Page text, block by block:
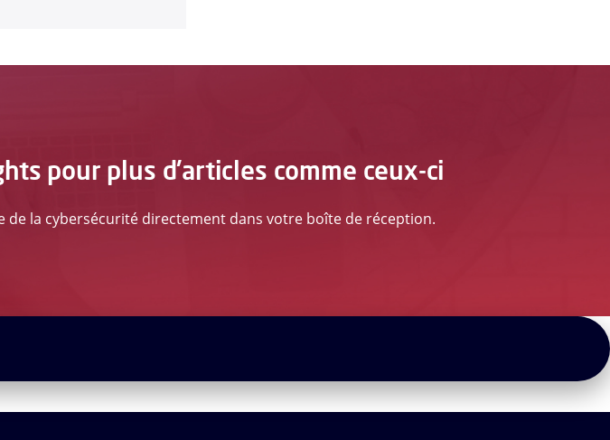
pour plus d'articles comme ceux-ci
de la cybersécurité directement dans votre boîte de réception.